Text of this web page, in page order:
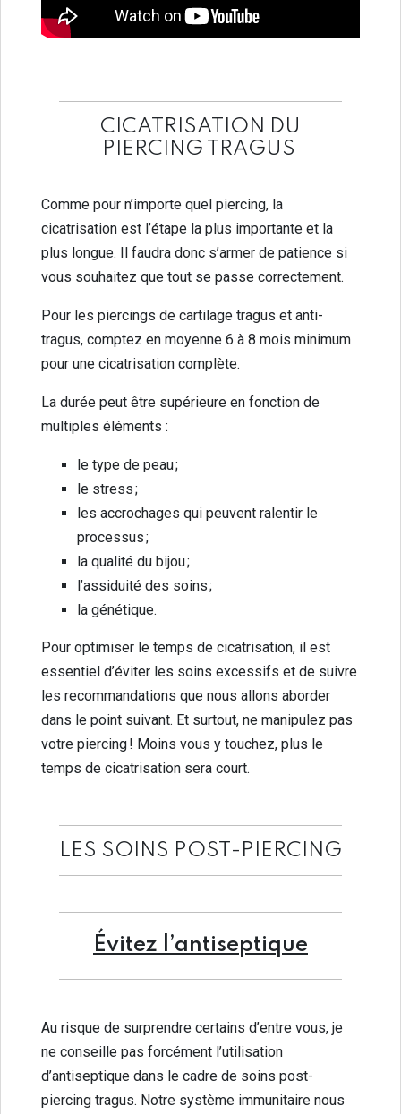
CICATRISATION DU
PIERCING TRAGUS
Comme pour n’importe quel piercing, la
cicatrisation est l’étape la plus importante et la
plus longue. Il faudra donc s’armer de patience si
vous souhaitez que tout se passe correctement.
Pour les piercings de cartilage tragus et anti-
tragus, comptez en moyenne 6 à 8 mois minimum
pour une cicatrisation complète.
La durée peut être supérieure en fonction de
multiples éléments :
le type de peau ;
le stress ;
les accrochages qui peuvent ralentir le
processus ;
la qualité du bijou ;
l’assiduité des soins ;
la génétique.
Pour optimiser le temps de cicatrisation, il est
essentiel d’éviter les soins excessifs et de suivre
les recommandations que nous allons aborder
dans le point suivant. Et surtout, ne manipulez pas
votre piercing ! Moins vous y touchez, plus le
temps de cicatrisation sera court.
LES SOINS POST-PIERCING
Évitez l’antiseptique
Au risque de surprendre certains d’entre vous, je
ne conseille pas forcément l’utilisation
d’antiseptique dans le cadre de soins post-
piercing tragus. Notre système immunitaire nous